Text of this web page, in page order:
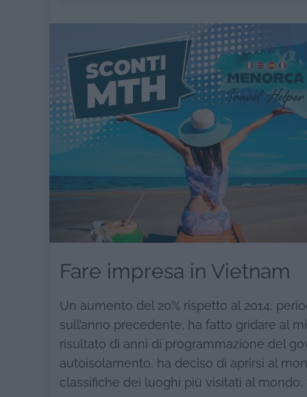
Fare impresa in Vietnam
Un aumento del 20% rispetto al 2014,
sull’anno precedente, ha fatto gridare al
risultato di anni di programmazione del
autoisolamento, ha deciso di aprirsi al
classifiche dei luoghi più visitati al